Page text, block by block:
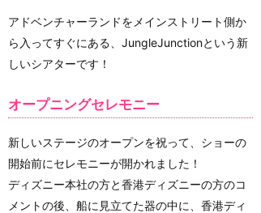
アドベンチャーランドをメインストリート側か
ら入ってすぐにある、JungleJunctionという新
しいシアターです！
オープニングセレモニー
新しいステージのオープンを祝って、ショーの
開始前にセレモニーが開かれました！
ディズニー本社の方と香港ディズニーの方のコ
メントの後、船に見立てた器の中に、香港ディ